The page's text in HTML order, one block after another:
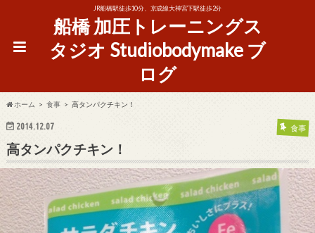
JR船橋駅徒歩10分、京成線大神宮下駅徒歩2分
船橋 加圧トレーニングス
タジオ Studiobodymake ブ
ログ
ホーム 食事 高タンパクチキン！
2014.12.07 食事
高タンパクチキン！